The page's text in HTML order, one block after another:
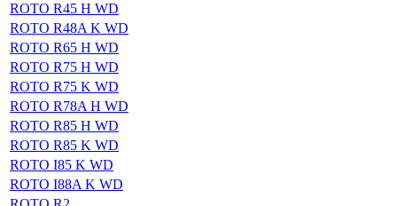
ROTO R45 H WD
ROTO R48A K WD
ROTO R65 H WD
ROTO R75 H WD
ROTO R75 K WD
ROTO R78A H WD
ROTO R85 H WD
ROTO R85 K WD
ROTO I85 K WD
ROTO I88A K WD